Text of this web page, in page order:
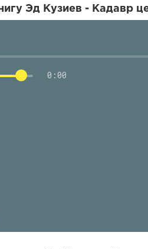
Эд Кузиев - Кадавр
0:00